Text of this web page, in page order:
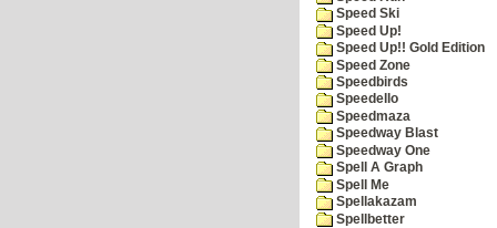
Speed Ski
Speed Up!
Speed Up!! Gold Edition
Speed Zone
Speedbirds
Speedello
Speedmaza
Speedway Blast
Speedway One
Spell A Graph
Spell Me
Spellakazam
Spellbetter